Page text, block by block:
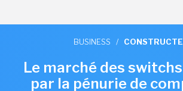
BUSINESS /
Le marché des
par la pénurie de